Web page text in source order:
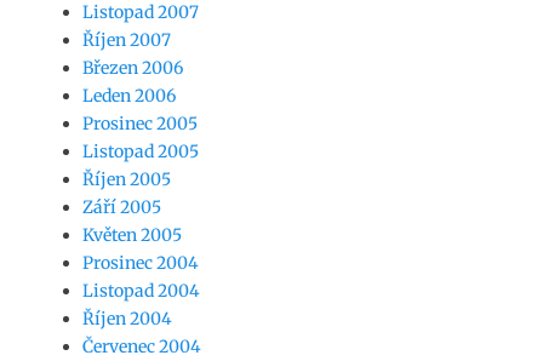
Listopad 2007
Říjen 2007
Březen 2006
Leden 2006
Prosinec 2005
Listopad 2005
Říjen 2005
Září 2005
Květen 2005
Prosinec 2004
Listopad 2004
Říjen 2004
Červenec 2004